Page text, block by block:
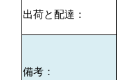
出荷と配達：
備考：